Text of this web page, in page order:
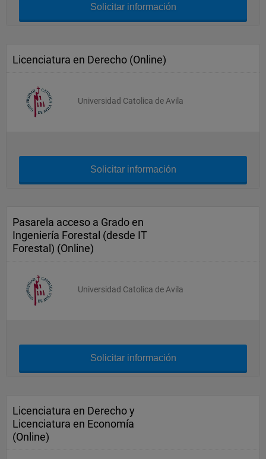
Solicitar información
Licenciatura en Derecho (Online)
Universidad Catolica de Avila
Solicitar información
Pasarela acceso a Grado en
Ingeniería Forestal (desde IT
Forestal) (Online)
Universidad Catolica de Avila
Solicitar información
Licenciatura en Derecho y
Licenciatura en Economía
(Online)